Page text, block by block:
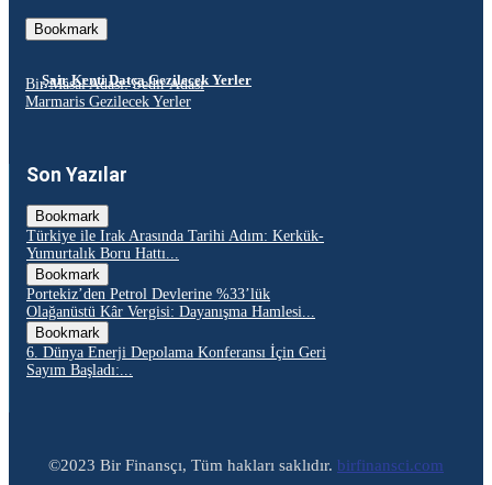
Bookmark
Şair Kenti Datça Gezilecek Yerler
Bir Masal Adası: Sedir Adası
Marmaris Gezilecek Yerler
Son Yazılar
Bookmark
Türkiye ile Irak Arasında Tarihi Adım: Kerkük-
Yumurtalık Boru Hattı...
Bookmark
Portekiz’den Petrol Devlerine %33’lük
Olağanüstü Kâr Vergisi: Dayanışma Hamlesi...
Bookmark
6. Dünya Enerji Depolama Konferansı İçin Geri
Sayım Başladı:...
©2023 Bir Finansçı, Tüm hakları saklıdır. birfinansci.com